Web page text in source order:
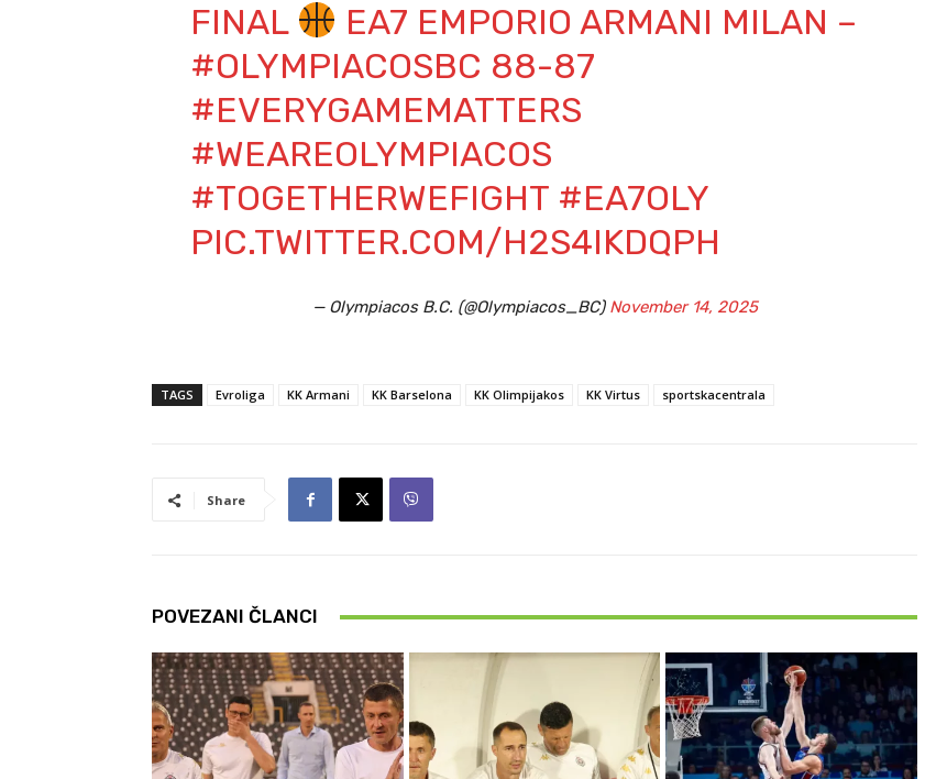
FINAL
EA7 EMPORIO ARMANI MILAN –
#OLYMPIACOSBC 88-87
#EVERYGAMEMATTERS
#WEAREOLYMPIACOS
#TOGETHERWEFIGHT #EA7OLY
PIC.TWITTER.COM/H2S4IKDQPH
— Olympiacos B.C. (@Olympiacos_BC) November 14, 2025
TAGS Evroliga KK Armani KK Barselona KK Olimpijakos KK Virtus sportskacentrala
Share
POVEZANI ČLANCI